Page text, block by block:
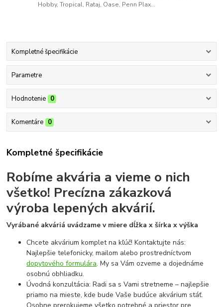
Hobby, Tropical, Rataj, Oase, Penn Plax...
Kompletné špecifikácie
Parametre
Hodnotenie 0
Komentáre 0
Kompletné špecifikácie
Robíme akvária a vieme o nich
všetko! Precízna zákazková
výroba lepených akvárií.
Vyrábané akváriá uvádzame v miere dĺžka x šírka x výška
Chcete akvárium komplet na kľúč! Kontaktujte nás:
Najlepšie telefonicky, mailom alebo prostredníctvom
dopytového formulára. My sa Vám ozveme a dojednáme
osobnú obhliadku.
Úvodná konzultácia: Radi sa s Vami stretneme – najlepšie
priamo na mieste, kde bude Vaše budúce akvárium stáť.